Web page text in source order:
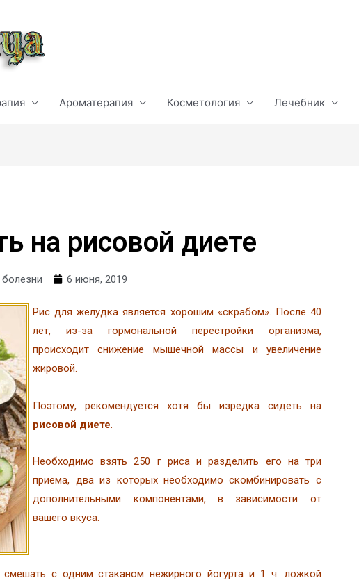
Ароматерапия Косметология Лечебник
на рисовой диете
6 июня, 2019
Рис для желудка является хорошим «скрабом». После 40
лет, из-за гормональной перестройки организма,
происходит снижение мышечной массы и увеличение
жировой.
Поэтому, рекомендуется хотя бы изредка сидеть на
рисовой диете.
Необходимо взять 250 г риса и разделить его на три
приема, два из которых необходимо скомбинировать с
дополнительными компонентами, в зависимости от
вашего вкуса.
с одним стаканом нежирного йогурта и 1 ч. ложкой